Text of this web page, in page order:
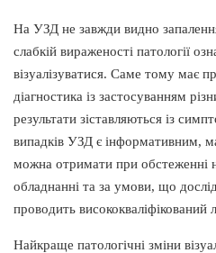
На УЗД не завжди видно
слабкій вираженості патології
візуалізуватися. Саме тому має
діагностика із застосуванням
результати зіставляються із
випадків УЗД є інформативним,
можна отримати при обстеженні
обладнанні та за умови, що
проводить висококваліфікований
Найкраще патологічні зміни